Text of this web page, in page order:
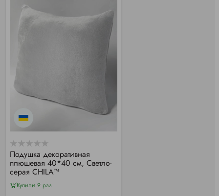
Подушка декоративная
плюшевая 40*40 см, Светло-
серая CHILA™
Купили 9 раз